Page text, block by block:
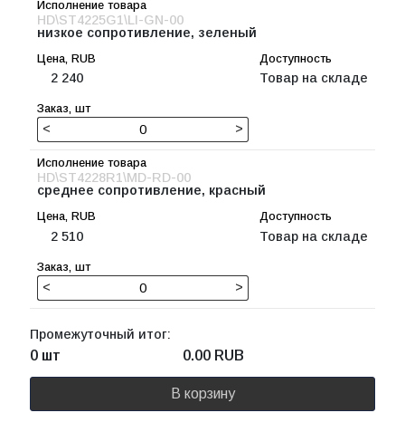
HD\ST4225G1\LI-GN-00
низкое сопротивление, зеленый
2 240 Товар на складе
< >
HD\ST4228R1\MD-RD-00
среднее сопротивление, красный
2 510 Товар на складе
< >
Промежуточный итог:
0 шт 0.00 RUB
В корзину